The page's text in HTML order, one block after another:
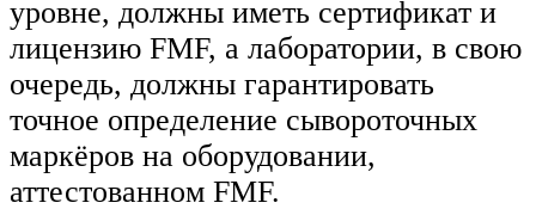
уровне, должны иметь сертификат и
лицензию FMF, а лаборатории, в свою
очередь, должны гарантировать
точное определение сывороточных
маркёров на оборудовании,
аттестованном FMF.